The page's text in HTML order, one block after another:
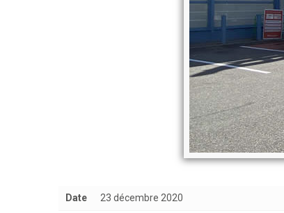
Date 23 décembre 2020